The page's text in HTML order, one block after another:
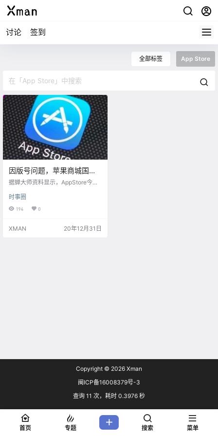
讨论 签到
全部标签 App Store
因版号问题，苹果商城国区
今日下架47828余款APP
据蝉大师资料显示，AppStore今天
30款。 游戏包含《刺客信条：本
色》《阿尔托的奥德赛》《Gorogo
因可能为这些含有内购和付费的产
时事圈
194 0
XMAN 20年12月31日
Copyright © 2026 Xman
闽ICP备16008379号-3
查询 11 次，耗时 0.3976 秒
首页 专题 搜索 菜单